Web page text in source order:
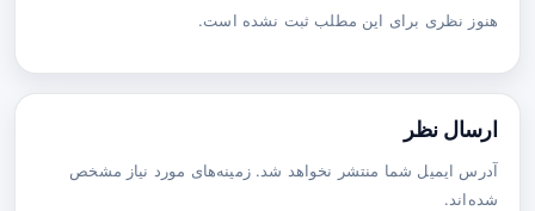
هنوز نظری برای این مطلب ثبت نشده است.
ارسال نظر
آدرس ایمیل شما منتشر نخواهد شد. زمینه‌های مورد نیاز مشخص
شده‌اند.